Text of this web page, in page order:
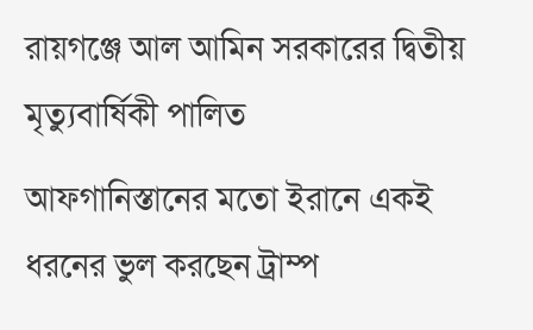
রায়গঞ্জে আল আমিন সরকারের দ্বিতীয়
মৃত্যুবার্ষিকী পালিত
আফগানিস্তানের মতো ইরানে একই
ধরনের ভুল করছেন ট্রাম্প